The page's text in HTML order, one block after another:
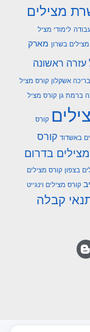
מצילים
לימודי מציל
מצילים בשרון מארק
עזרה ראשונה
אשקלון קורס מציל
ברמת גן קורס מציל
קורס
באשדוד קורס
בדרום
בצפון קורס מצילים
קורס מצילים וינגייט
קבלה